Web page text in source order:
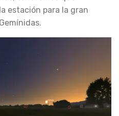
estación para la gran